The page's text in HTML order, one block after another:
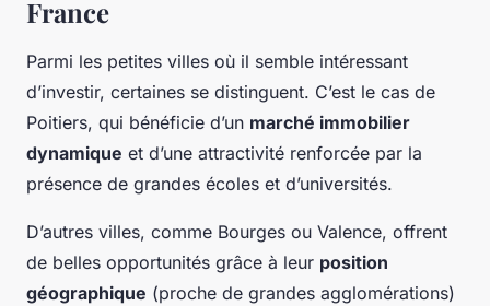
France
Parmi les petites villes où il semble intéressant
d’investir, certaines se distinguent. C’est le cas de
Poitiers, qui bénéficie d’un marché immobilier
dynamique et d’une attractivité renforcée par la
présence de grandes écoles et d’universités.
D’autres villes, comme Bourges ou Valence, offrent
de belles opportunités grâce à leur position
géographique (proche de grandes agglomérations)